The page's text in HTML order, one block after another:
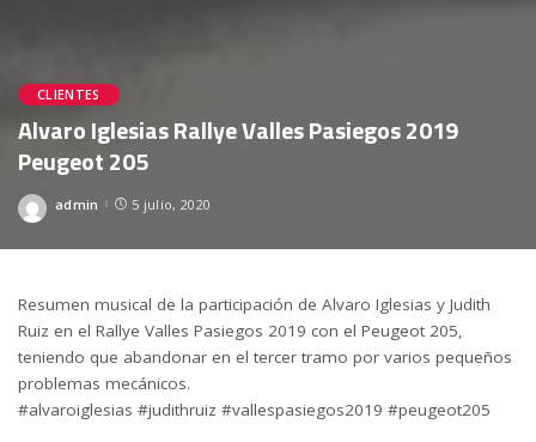
CLIENTES
Alvaro Iglesias Rallye Valles Pasiegos 2019
Peugeot 205
Posted
admin 5 julio, 2020
Resumen musical de la participación de Alvaro Iglesias y Judith
Ruiz en el Rallye Valles Pasiegos 2019 con el Peugeot 205,
teniendo que abandonar en el tercer tramo por varios pequeños
problemas mecánicos.
#alvaroiglesias #judithruiz #vallespasiegos2019 #peugeot205